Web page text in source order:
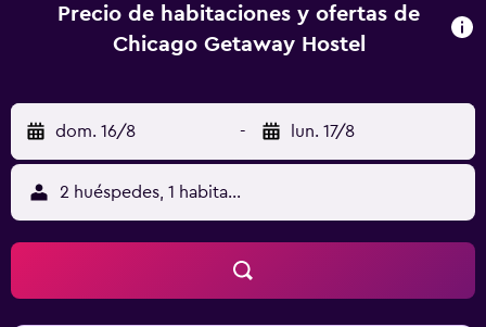
las 24 horas y personal multilingüe a tu disposición. Hay un
estacionamiento disponible. Ubicación del
te encontrarás a cinco minutos en auto de Wrigley Field y
Michigan Avenue. Hospédate en este hostel y estarás a 1,2
km de Lago Míchigan, así como a 6,5 km de Millennium
Park. Cargos Obligatorios Se te solicitará que pagues los
siguientes cargos en la propiedad: Al momento de hacer
check-in, se solicitará un depósito por daños de USD 50.
Cargo del resort: USD 6.00 por hospedaje, por noche. El
cargo de la propiedad incluye:Otros servicios incluidos
Desayuno Servicio de concierge Lavandería Incluimos
Precio de habitaciones y ofertas de
Chicago Getaway Hostel
dom. 16/8 - lun. 17/8
2 huéspedes, 1 habitación